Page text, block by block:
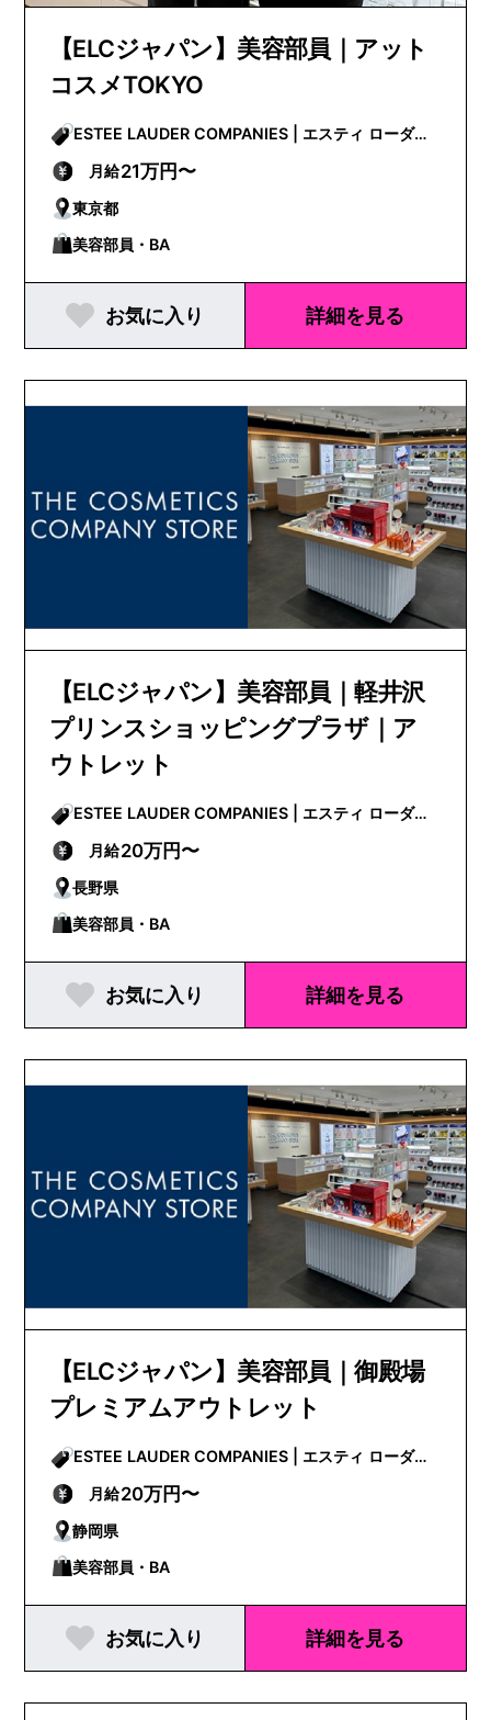
【ELCジャパン】美容部員｜アット
コスメTOKYO
ESTEE LAUDER COMPANIES | エスティ ローダー
カンパニーズ
月給21万円〜
東京都
美容部員・BA
お気に入り 詳細を見る
【ELCジャパン】美容部員｜軽井沢
プリンスショッピングプラザ｜ア
ウトレット
ESTEE LAUDER COMPANIES | エスティ ローダー
カンパニーズ
月給20万円〜
長野県
美容部員・BA
お気に入り 詳細を見る
【ELCジャパン】美容部員｜御殿場
プレミアムアウトレット
ESTEE LAUDER COMPANIES | エスティ ローダー
カンパニーズ
月給20万円〜
静岡県
美容部員・BA
お気に入り 詳細を見る